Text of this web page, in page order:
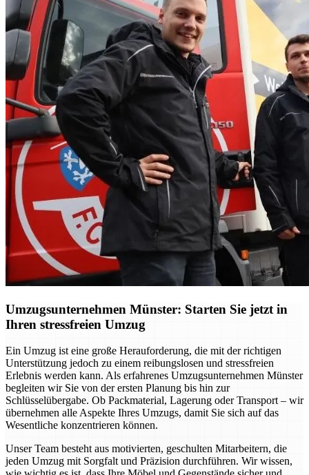
Umzugsunternehmen Münster: Starten Sie jetzt in
Ihren stressfreien Umzug
Ein Umzug ist eine große Herauforderung, die mit der richtigen
Unterstützung jedoch zu einem reibungslosen und stressfreien
Erlebnis werden kann. Als erfahrenes Umzugsunternehmen Münster
begleiten wir Sie von der ersten Planung bis hin zur
Schlüsselübergabe. Ob Packmaterial, Lagerung oder Transport – wir
übernehmen alle Aspekte Ihres Umzugs, damit Sie sich auf das
Wesentliche konzentrieren können.
Unser Team besteht aus motivierten, geschulten Mitarbeitern, die
jeden Umzug mit Sorgfalt und Präzision durchführen. Wir wissen,